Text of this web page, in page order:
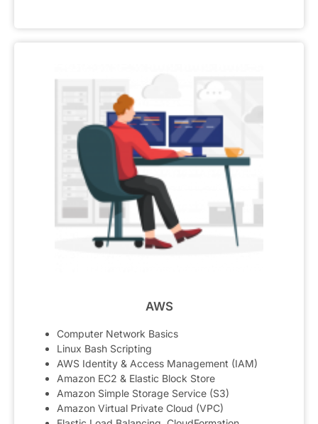
AWS
Computer Network Basics
Linux Bash Scripting
AWS Identity & Access Management (IAM)
Amazon EC2 & Elastic Block Store
Amazon Simple Storage Service (S3)
Amazon Virtual Private Cloud (VPC)